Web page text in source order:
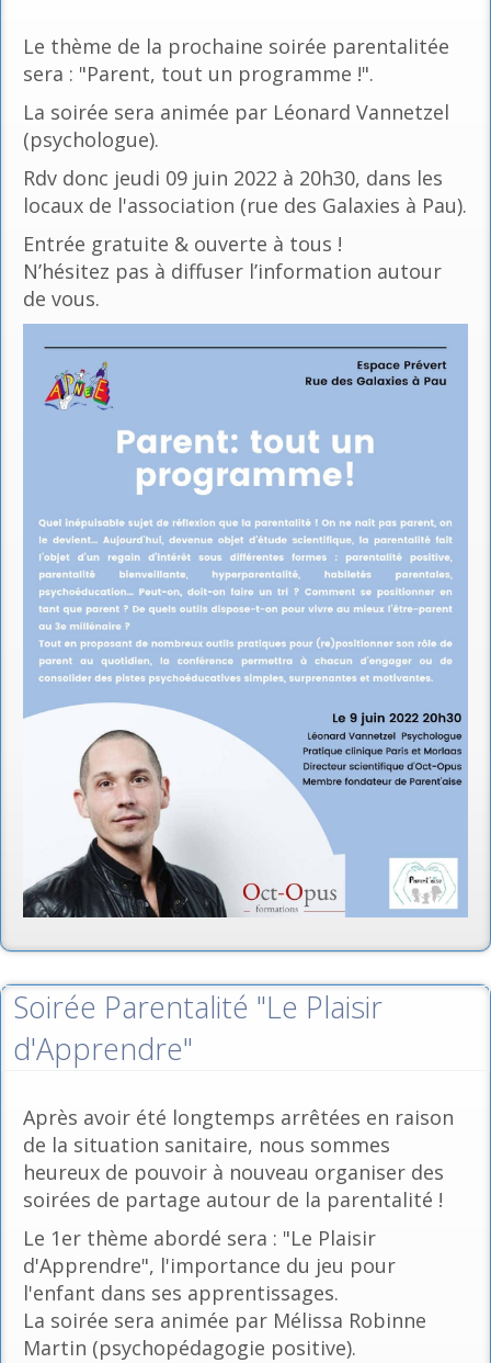
Le thème de la prochaine soirée parentalitée
sera : "Parent, tout un programme !".
La soirée sera animée par Léonard Vannetzel
(psychologue).
Rdv donc jeudi 09 juin 2022 à 20h30, dans les
locaux de l'association (rue des Galaxies à Pau).
Entrée gratuite & ouverte à tous !
N’hésitez pas à diffuser l’information autour
de vous.
Soirée Parentalité "Le Plaisir
d'Apprendre"
Après avoir été longtemps arrêtées en raison
de la situation sanitaire, nous sommes
heureux de pouvoir à nouveau organiser des
soirées de partage autour de la parentalité !
Le 1er thème abordé sera : "Le Plaisir
d'Apprendre", l'importance du jeu pour
l'enfant dans ses apprentissages.
La soirée sera animée par Mélissa Robinne
Martin (psychopédagogie positive).